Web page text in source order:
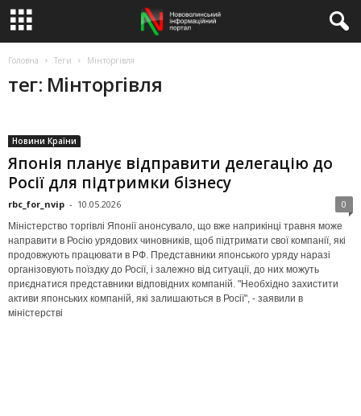
Головна Теги Мінторгівля
тег: Мінторгівля
Новини Країни
Японія планує відправити делегацію до
Росії для підтримки бізнесу
rbc_for_nvip - 10.05.2026 0
Міністерство торгівлі Японії анонсувало, що вже наприкінці травня може
направити в Росію урядових чиновників, щоб підтримати свої компанії, які
продовжують працювати в РФ. Представники японського уряду наразі
організовують поїздку до Росії, і залежно від ситуації, до них можуть
приєднатися представники відповідних компаній. "Необхідно захистити
активи японських компаній, які залишаються в Росії", - заявили в
міністерстві